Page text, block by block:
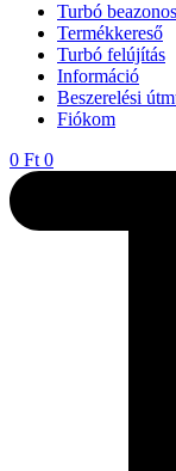
Turbó
Termékkereső
Turbó felújítás
Információ
Beszerelési
Fiókom
0 Ft 0